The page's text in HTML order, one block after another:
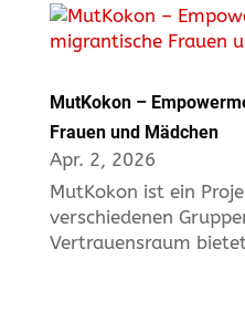
MutKokon –
Frauen und Mädchen
Apr. 2, 2026
MutKokon ist ein
verschiedenen
Vertrauensraum